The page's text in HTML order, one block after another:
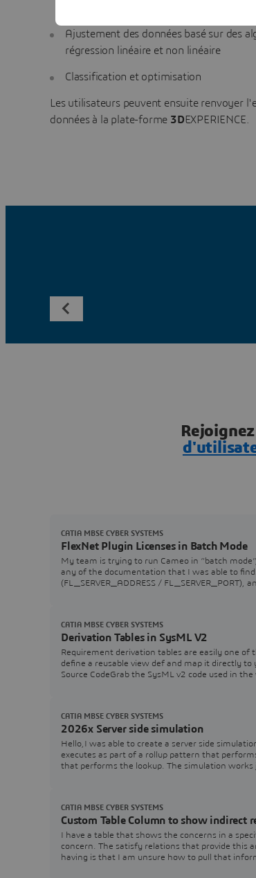
Ajustement des données basé sur des
régression linéaire et non linéaire
Classification et optimisation
Les utilisateurs peuvent ensuite renvoyer
données à la plate-forme 3DEXPERIENCE.
FlexNet Plugin Licenses in Batch Mode
My team is trying to run Cameo in “batch
any of the documentation that I was able to
(FL_SERVER_ADDRESS /
CATIA MBSE CYBER SYSTEMS
Derivation Tables in SysML V2
Requirement derivation tables are easily one
define a reusable view def and map it directly
Source CodeGrab the SysML v2 code used in
CATIA MBSE CYBER SYSTEMS
2026x Server side simulation
Hello,I was able to create a server side
executes as part of a rollup pattern that
that performs the lookup. The simulation
CATIA MBSE CYBER SYSTEMS
Custom Table Column to show indirect
I have a table that shows the concerns in a
concern. The satisfy relations that provide this
having is that I am unsure how to pull that
CATIA MBSE CYBER SYSTEMS